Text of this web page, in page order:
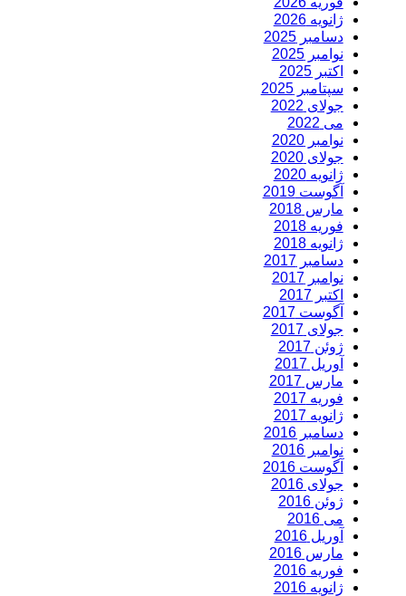
ژانویه 2026
دسامبر 2025
نوامبر 2025
اکتبر 2025
سپتامبر 2025
جولای 2022
می 2022
نوامبر 2020
جولای 2020
ژانویه 2020
آگوست 2019
مارس 2018
فوریه 2018
ژانویه 2018
دسامبر 2017
نوامبر 2017
اکتبر 2017
آگوست 2017
جولای 2017
ژوئن 2017
آوریل 2017
مارس 2017
فوریه 2017
ژانویه 2017
دسامبر 2016
نوامبر 2016
آگوست 2016
جولای 2016
ژوئن 2016
می 2016
آوریل 2016
مارس 2016
فوریه 2016
ژانویه 2016